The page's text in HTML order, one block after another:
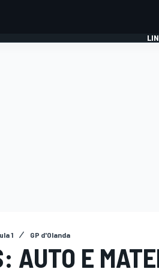
1 GP d'Olanda
AUTO E